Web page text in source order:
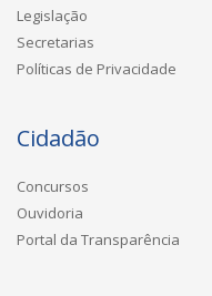
Legislação
Secretarias
Políticas de Privacidade
Cidadão
Concursos
Ouvidoria
Portal da Transparência